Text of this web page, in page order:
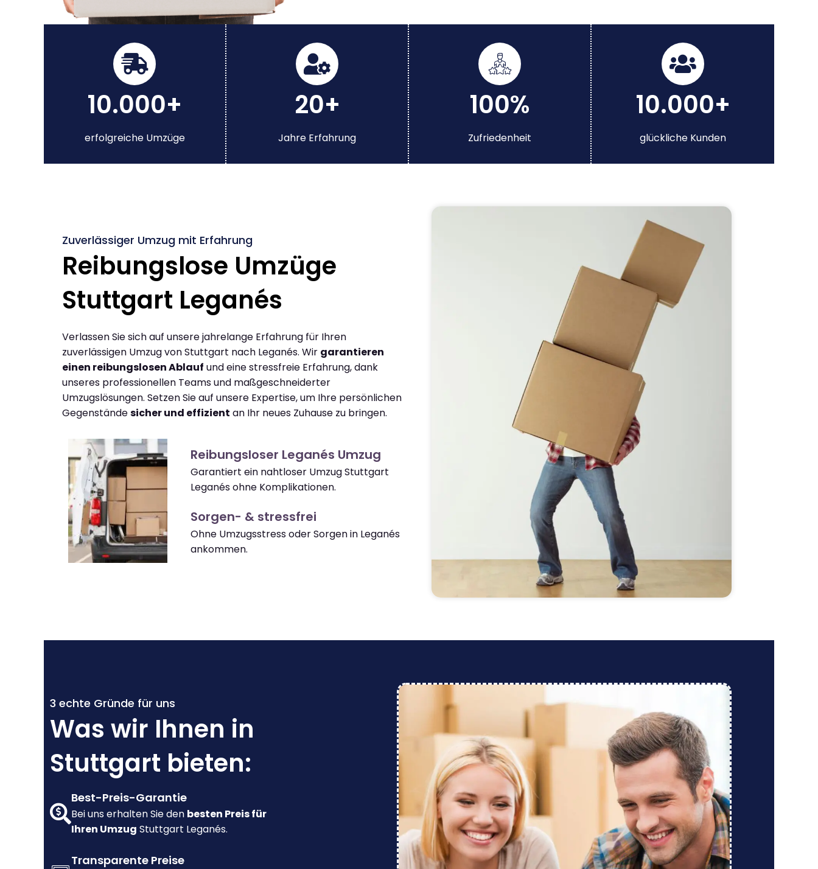
10.000+
erfolgreiche Umzüge
20+
Jahre Erfahrung
100%
Zufriedenheit
10.000+
glückliche Kunden
Zuverlässiger Umzug mit Erfahrung
Reibungslose Umzüge
Stuttgart Leganés
Verlassen Sie sich auf unsere jahrelange Erfahrung für Ihren
zuverlässigen Umzug von Stuttgart nach Leganés. Wir garantieren
einen reibungslosen Ablauf und eine stressfreie Erfahrung, dank
unseres professionellen Teams und maßgeschneiderter
Umzugslösungen. Setzen Sie auf unsere Expertise, um Ihre persönlichen
Gegenständesicher und effizient an Ihr neues Zuhause zu bringen.
Reibungsloser Leganés Umzug
Garantiert ein nahtloser Umzug Stuttgart
Leganés ohne Komplikationen.
Sorgen- & stressfrei
Ohne Umzugsstress oder Sorgen in Leganés
ankommen.
3 echte Gründe für uns
Was wir Ihnen in
Stuttgart bieten:
Best-Preis-Garantie
Bei uns erhalten Sie den besten Preis für
Ihren Umzug Stuttgart Leganés.
Transparente Preise